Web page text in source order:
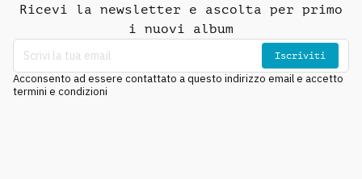
Ricevi la newsletter e ascolta per primo
i nuovi album
Iscriviti
Acconsento ad essere contattato a questo indirizzo email e accetto
termini e condizioni